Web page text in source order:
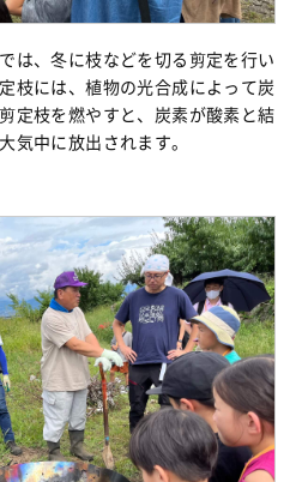
は、冬に枝などを切る剪定を行い
枝には、植物の光合成によって炭
定枝を燃やすと、炭素が酸素と結
気中に放出されます。